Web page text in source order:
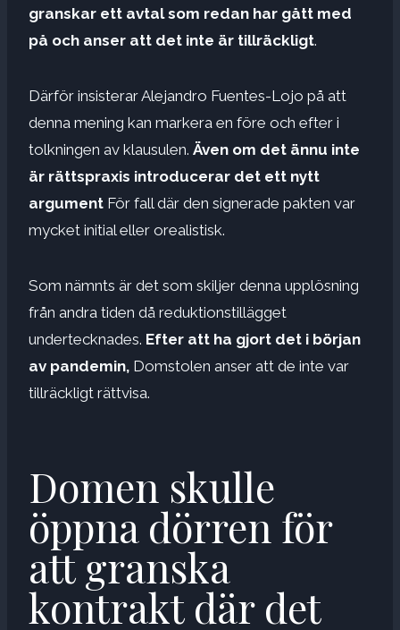
granskar ett avtal som redan har gått med
på och anser att det inte är tillräckligt.
Därför insisterar Alejandro Fuentes-Lojo på att
denna mening kan markera en före och efter i
tolkningen av klausulen. Även om det ännu inte
är rättspraxis introducerar det ett nytt
argument För fall där den signerade pakten var
mycket initial eller orealistisk.
Som nämnts är det som skiljer denna upplösning
från andra tiden då reduktionstillägget
undertecknades. Efter att ha gjort det i början
av pandemin, Domstolen anser att de inte var
tillräckligt rättvisa.
Domen skulle
öppna dörren för
att granska
kontrakt där det